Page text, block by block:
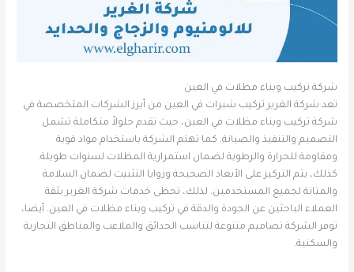
شركة تركيب وبناء مظلات في العين
تعد شركة الغرير تركيب شبرات في العين من أبرز الشركات المتخصصة في
شركة تركيب وبناء مظلات في العين، حيث تقدم حلولاً متكاملة تشمل
التصميم والتنفيذ والصيانة. كما تهتم الشركة باستخدام مواد قوية
ومقاومة للحرارة والرطوبة لضمان استمرارية المظلات لسنوات طويلة.
كذلك، يتم التركيز على الأبعاد الصحيحة وزوايا التثبيت لضمان السلامة
والمتانة لجميع المستخدمين. لذلك، تحظى خدمات شركة الغرير بثقة
العملاء الباحثين عن الجودة والدقة في تركيب وبناء مظلات في العين. أيضا،
توفر الشركة تصاميم متنوعة لتناسب الحدائق والملاعب والمناطق التجارية
والسكنية.